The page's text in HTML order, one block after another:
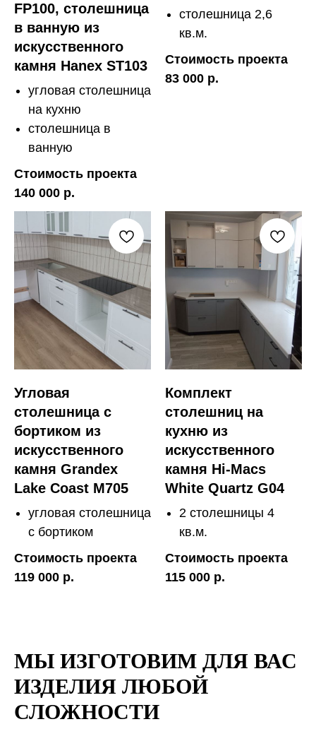
FP100, столешница
в ванную из
искусственного
камня Hanex ST103
угловая столешница
на кухню
столешница в
ванную
Стоимость проекта
140 000 р.
столешница 2,6
кв.м.
Стоимость проекта
83 000 р.
Угловая
столешница с
бортиком из
искусственного
камня Grandex
Lake Coast M705
угловая столешница
с бортиком
Стоимость проекта
119 000 р.
Комплект
столешниц на
кухню из
искусственного
камня Hi-Macs
White Quartz G04
2 столешницы 4
кв.м.
Стоимость проекта
115 000 р.
МЫ ИЗГОТОВИМ ДЛЯ ВАС
ИЗДЕЛИЯ ЛЮБОЙ
СЛОЖНОСТИ